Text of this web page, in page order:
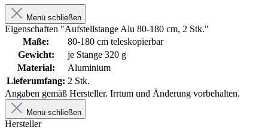
Menü schließen
Eigenschaften "Aufstellstange Alu 80-180 cm, 2 Stk."
Maße:
80-180 cm teleskopierbar
Gewicht:
je Stange 320 g
Material:
Aluminium
Lieferumfang: 2 Stk.
Angaben gemäß Hersteller. Irrtum und Änderung vorbehalten.
Menü schließen
Hersteller